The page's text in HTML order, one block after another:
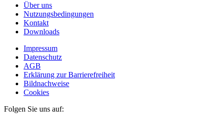
Über uns
Nutzungsbedingungen
Kontakt
Downloads
Impressum
Datenschutz
AGB
Erklärung zur Barrierefreiheit
Bildnachweise
Cookies
Folgen Sie uns auf: